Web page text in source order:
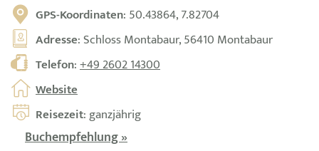
GPS-Koordinaten: 50.43864, 7.82704
Adresse: Schloss Montabaur, 56410 Montabaur
Telefon:+49 2602 14300
Website
Reisezeit: ganzjährig
Buchempfehlung »